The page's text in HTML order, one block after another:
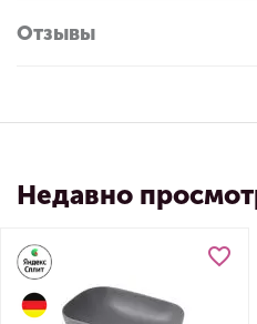
Отзывы
Недавно